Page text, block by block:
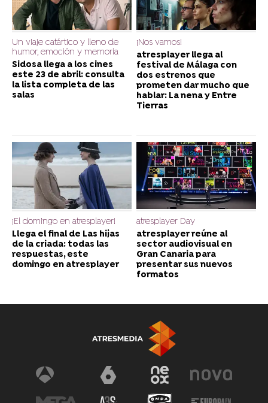
Un viaje catártico y lleno de
humor, emoción y memoria
Sidosa llega a los cines
este 23 de abril: consulta
la lista completa de las
salas
¡Nos vamos!
atresplayer llega al
festival de Málaga con
dos estrenos que
prometen dar mucho que
hablar: La nena y Entre
Tierras
¡El domingo en atresplayer!
Llega el final de Las hijas
de la criada: todas las
respuestas, este
domingo en atresplayer
atresplayer Day
atresplayer reúne al
sector audiovisual en
Gran Canaria para
presentar sus nuevos
formatos